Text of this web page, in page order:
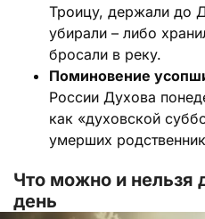
Троицу, держали до
убирали – либо
бросали в реку.
Поминовение
России Духова
как «духовской
умерших
Что можно и нельзя
день